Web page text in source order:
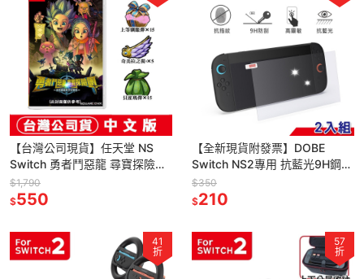
【台灣公司現貨】任天堂 NS
Switch 勇者鬥惡龍 尋寶探險
團：藍色眼眸與天空羅盤-中文
版◆數位特典 [夢遊館]
$1,790
$550
【全新現貨附發票】DOBE
Switch NS2專用 抗藍光9H鋼化
玻璃保護貼2入組 (TNS-3166B)
貼膜神器
$350
$210
41
折
57
折